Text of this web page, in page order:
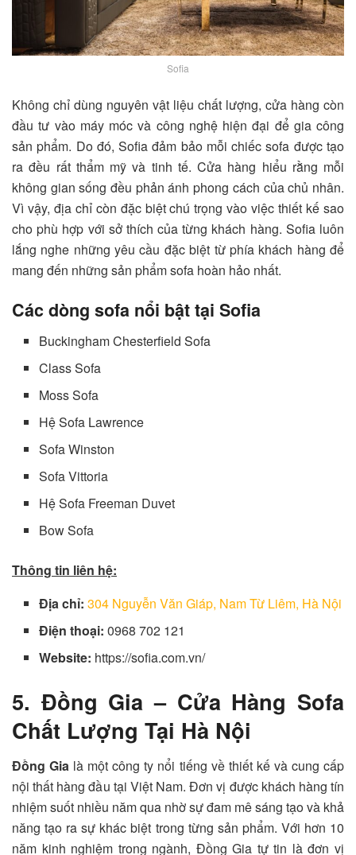
Sofia
Không chỉ dùng nguyên vật liệu chất lượng, cửa hàng còn
đầu tư vào máy móc và công nghệ hiện đại để gia công
sản phẩm. Do đó, Sofia đảm bảo mỗi chiếc sofa được tạo
ra đều rất thẩm mỹ và tinh tế. Cửa hàng hiểu rằng mỗi
không gian sống đều phản ánh phong cách của chủ nhân.
Vì vậy, địa chỉ còn đặc biệt chú trọng vào việc thiết kế sao
cho phù hợp với sở thích của từng khách hàng. Sofia luôn
lắng nghe những yêu cầu đặc biệt từ phía khách hàng để
mang đến những sản phẩm sofa hoàn hảo nhất.
Các dòng sofa nổi bật tại Sofia
Buckingham Chesterfield Sofa
Class Sofa
Moss Sofa
Hệ Sofa Lawrence
Sofa Winston
Sofa Vittoria
Hệ Sofa Freeman Duvet
Bow Sofa
Thông tin liên hệ:
Địa chỉ: 304 Nguyễn Văn Giáp, Nam Từ Liêm, Hà Nội
Điện thoại: 0968 702 121
Website: https://sofia.com.vn/
5. Đồng Gia – Cửa Hàng Sofa
Chất Lượng Tại Hà Nội
Đồng Gia là một công ty nổi tiếng về thiết kế và cung cấp
nội thất hàng đầu tại Việt Nam. Đơn vị được khách hàng tín
nhiệm suốt nhiều năm qua nhờ sự đam mê sáng tạo và khả
năng tạo ra sự khác biệt trong từng sản phẩm. Với hơn 10
năm kinh nghiệm trong ngành, Đồng Gia tự tin là đơn vị